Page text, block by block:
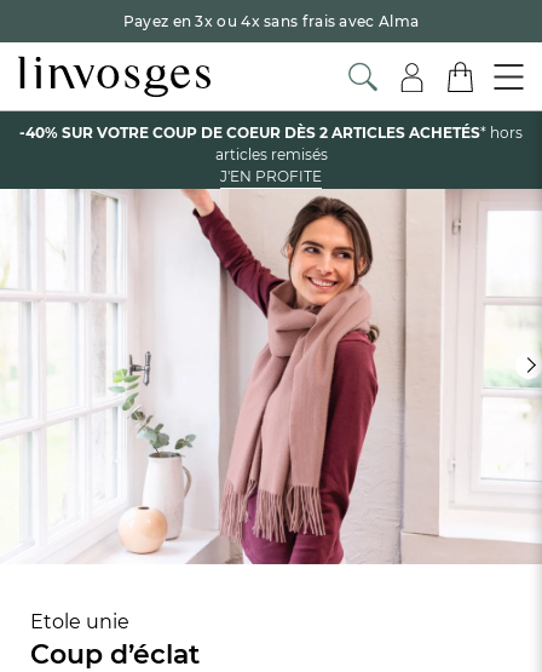
Payez en 3x ou 4x sans frais avec Alma
-40% sur votre coup de coeur
dès 2 articles achetés !
J'en
profite
-40% SUR VOTRE COUP DE COEUR DÈS 2 ARTICLES ACHETÉS* hors
articles remisés
J'EN PROFITE
Voir tous les produits de la catégorie
Etole unie
Coup d’éclat